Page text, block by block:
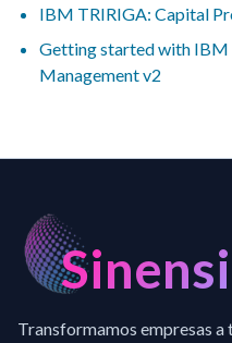
IBM TRIRIGA: Capital
Getting started with
Management v2
Transformamos empresas a